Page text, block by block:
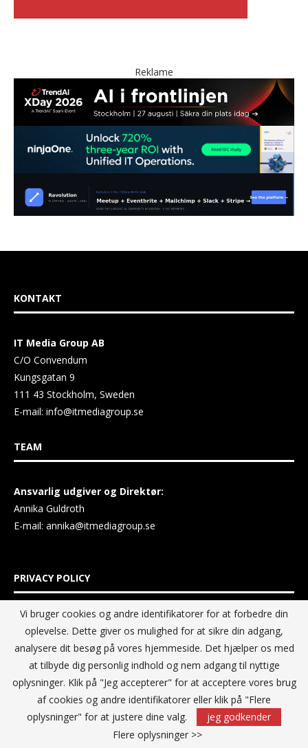
Reklame
KONTAKT
IT Media Group AB
C/O Convendum
Kungsgatan 9
111 43 Stockholm, Sweden
E-mail: info@itmediagroup.se
TEAM
Ansvarlig udgiver og Direktør:
Annika Guldroth
E-mail: annika@itmediagroup.se
PRIVACY POLICY
IT MEDIA GROUP Data Privacy Policy
Vi bruger cookies og andre identifikatorer for at forbedre din
oplevelse. Dette giver os mulighed for at sikre din adgang,
analysere dit besøg på vores hjemmeside. Det hjælper os med
at tilbyde dig personlig indhold og nem adgang til nyttige
oplysninger. Klik på "Jeg accepterer" for at acceptere vores brug
af cookies og andre identifikatorer eller klik på "Flere
oplysninger" for at justere dine valg.
jeg godkender
Flere oplysninger >>